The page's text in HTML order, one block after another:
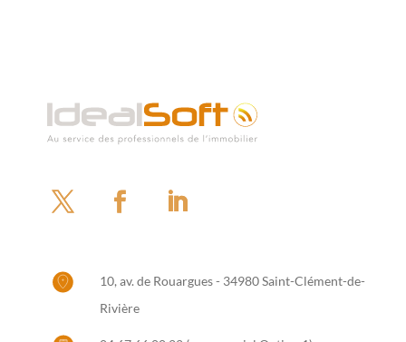
10, av. de Rouargues - 34980 Saint-Clément-de-
Rivière